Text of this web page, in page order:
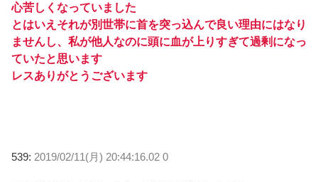
心苦しくなっていました
とはいえそれが別世帯に首を突っ込んで良い理由にはなり
ませんし、私が他人なのに頭に血が上りすぎて過剰になっ
ていたと思います
レスありがとうございます
539: 2019/02/11(月) 20:44:16.02 0